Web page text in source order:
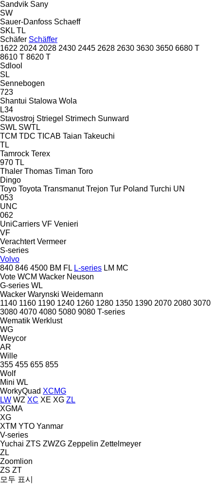
Sandvik Sany
SW
Sauer-Danfoss Schaeff
SKL TL
Schäfer Schäffer
1622 2024 2028 2430 2445 2628 2630 3630 3650 6680 T
8610 T 8620 T
Sdlool
SL
Sennebogen
723
Shantui Stalowa Wola
L34
Stavostroj Striegel Strimech Sunward
SWL SWTL
TCM TDC TICAB Taian Takeuchi
TL
Tamrock Terex
970 TL
Thaler Thomas Timan Toro
Dingo
Toyo Toyota Transmanut Trejon Tur Poland Turchi UN
053
UNC
062
UniCarriers VF Venieri
VF
Verachtert Vermeer
S-series
Volvo
840 846 4500 BM FL L-series LM MC
Vote WCM Wacker Neuson
G-series WL
Wacker Warynski Weidemann
1140 1160 1190 1240 1260 1280 1350 1390 2070 2080 3070
3080 4070 4080 5080 9080 T-series
Wematik Werklust
WG
Weycor
AR
Wille
355 455 655 855
Wolf
Mini WL
WorkyQuad XCMG
LW WZ XC XE XG ZL
XGMA
XG
XTM YTO Yanmar
V-series
Yuchai ZTS ZWZG Zeppelin Zettelmeyer
ZL
Zoomlion
ZS ZT
모두 표시